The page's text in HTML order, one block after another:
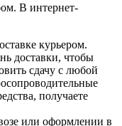
В интернет-
курьером.
доставки, чтобы
сдачу с любой
получаете
или оформлении в